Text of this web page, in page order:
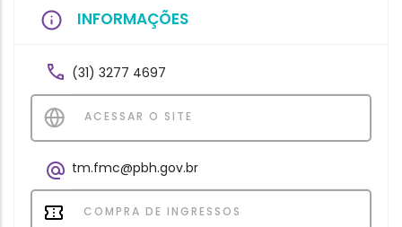
INFORMAÇÕES
(31) 3277 4697
ACESSAR O SITE
tm.fmc@pbh.gov.br
COMPRA DE INGRESSOS